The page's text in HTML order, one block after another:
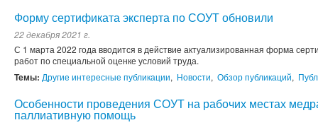
Форму сертификата эксперта по СОУТ обновили
22 декабря 2021 г.
С 1 марта 2022 года вводится в действие актуализированная форма
работ по специальной оценке условий труда.
Темы: Другие интересные публикации, Новости, Обзор публикаций,
Особенности проведения СОУТ на рабочих местах
паллиативную помощь